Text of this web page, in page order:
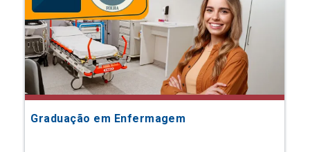
Graduação em Enfermagem